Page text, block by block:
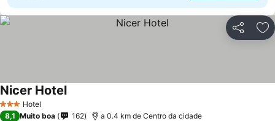
Partilhar
3 EstrelasHotel
Nicer HotelVer preços
8,1 Muito boa 162 a 0.4 km de Centro da cidade